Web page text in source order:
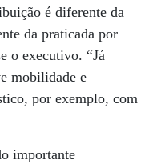
é diferente da
da praticada por
o executivo. “Já
mobilidade e
por exemplo, com
importante